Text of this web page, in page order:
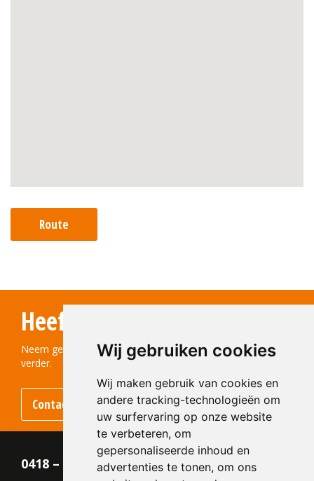
Wij gebruiken cookies
Wij maken gebruik van cookies en
andere tracking-technologieën om
uw surfervaring op onze website
te verbeteren, om
gepersonaliseerde inhoud en
advertenties te tonen, om ons
Route
Heeft u vragen?
Neem gerust contact met ons op! We helpen u graag
verder.
Contact opnemen
0418 – 55 22 21